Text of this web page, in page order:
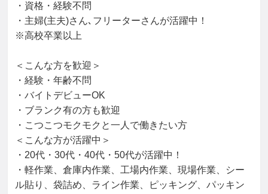
・資格・経験不問
・主婦(主夫)さん､フリーターさんが活躍中！
※高校卒業以上
＜こんな方を歓迎＞
・経験・年齢不問
・バイトデビューOK
・ブランク有の方も歓迎
・こつこつモクモクと一人で働きたい方
＜こんな方が活躍中＞
・20代・30代・40代・50代が活躍中！
・軽作業、倉庫内作業、工場内作業、現場作業、シー
ル貼り、袋詰め、ライン作業、ピッキング、パッキン